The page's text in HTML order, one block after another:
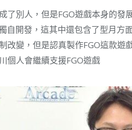
了別人，但是FGO遊戲本身的
自開發，這其中還包含了型月方
改變，但是認真製作FGO這款遊
個人會繼續支援FGO遊戲